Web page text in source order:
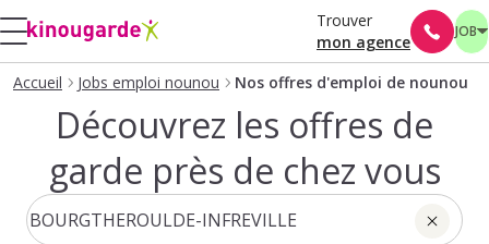
Trouver
mon agence
JOB
Accueil Jobs emploi nounou Nos offres d'emploi de nounou
Découvrez les offres de
garde près de chez vous